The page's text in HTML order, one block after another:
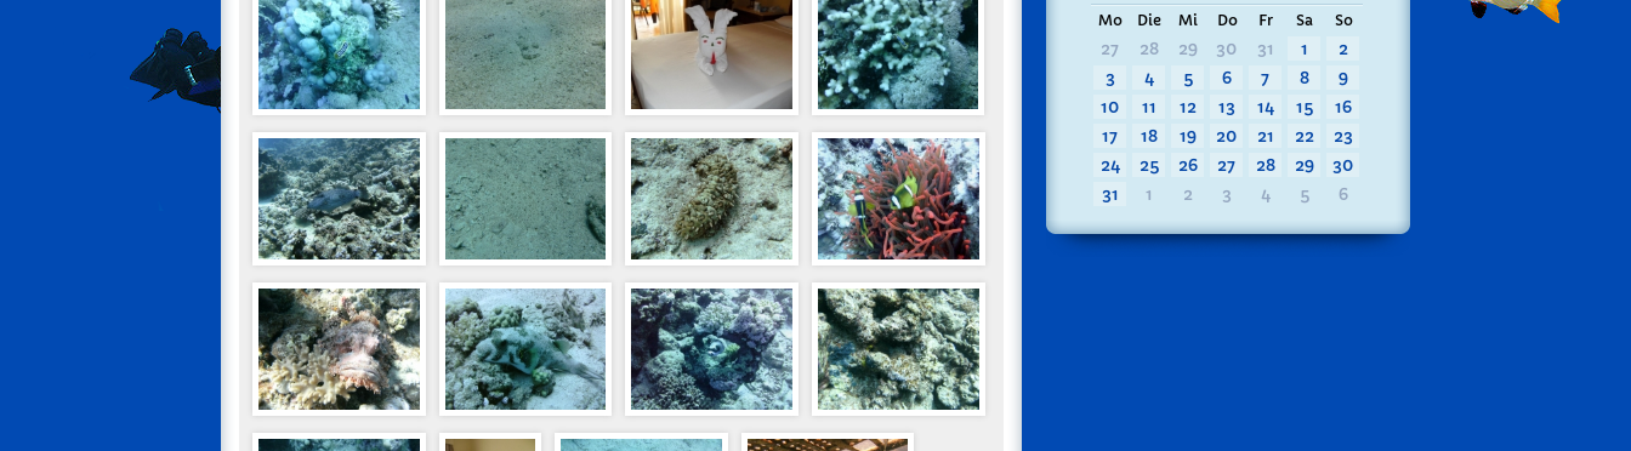
Mo Die Mi Do Fr Sa So
27 28 29 30 31 1
2
3
4 5 6 7 8
9
10
11 12 13 14 15
16
17
18 19 20 21 22
23
24
25 26 27 28 29
30
31
1 2 3 4 5 6